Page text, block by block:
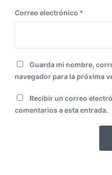
Correo electrónico *
Guarda mi nombre,
navegador para la próxima
Recibir un correo
comentarios a esta entrada.